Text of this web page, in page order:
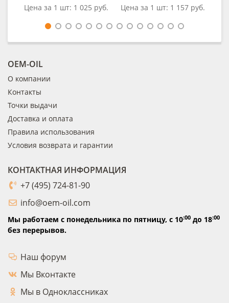
Цена за 1 шт: 1 025 руб.
Цена за 1 шт: 1 157 руб.
OEM-OIL
О компании
Контакты
Точки выдачи
Доставка и оплата
Правила использования
Условия возврата и гарантии
КОНТАКТНАЯ ИНФОРМАЦИЯ
+7 (495) 724-81-90
info@oem-oil.com
Мы работаем с понедельника по пятницу, с 10:00 до 18:00
без перерывов.
Наш форум
Мы Вконтакте
Мы в Одноклассниках